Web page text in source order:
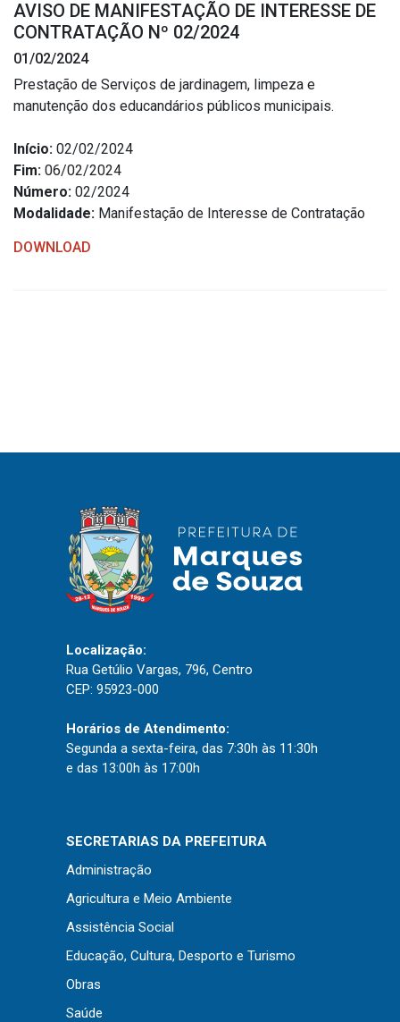
Estrutura Organizacional
Secretarias
Administração
Agricultura e Meio Ambiente
Assistência Social
Nota Fiscal Eletrônica
Portal do Cidadão
Portal do Servidor
Diário Oficial (Novo)
Diário Oficial (Até 30/04)
Recursos Humanos
Processo Seletivo
Seletivo Simplificado
Instruções Normativas
Licitações
Dispensas e Inexigibilidades
Chamamentos Públicos
Leis, Decretos e Portarias
AVISO DE MANIFESTAÇÃO DE INTERESSE DE
CONTRATAÇÃO Nº 02/2024
01/02/2024
Prestação de Serviços de jardinagem, limpeza e
manutenção dos educandários públicos municipais.
Início: 02/02/2024
Fim: 06/02/2024
Número: 02/2024
Modalidade: Manifestação de Interesse de Contratação
DOWNLOAD
Localização:
Rua Getúlio Vargas, 796, Centro
CEP: 95923-000
Horários de Atendimento:
Segunda a sexta-feira, das 7:30h às 11:30h
e das 13:00h às 17:00h
SECRETARIAS DA PREFEITURA
Administração
Agricultura e Meio Ambiente
Assistência Social
Educação, Cultura, Desporto e Turismo
Obras
Saúde